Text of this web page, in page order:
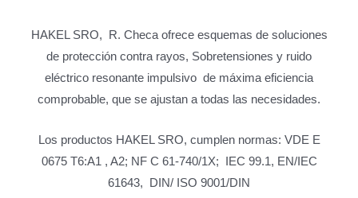
HAKEL SRO, R. Checa ofrece esquemas de soluciones
de protección contra rayos, Sobretensiones y ruido
eléctrico resonante impulsivo de máxima eficiencia
comprobable, que se ajustan a todas las necesidades.
Los productos HAKEL SRO, cumplen normas: VDE E
0675 T6:A1 , A2; NF C 61-740/1X; IEC 99.1, EN/IEC
61643, DIN/ ISO 9001/DIN